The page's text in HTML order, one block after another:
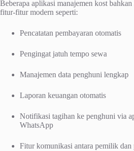
Beberapa aplikasi manajemen kost
fitur-fitur modern seperti:
Pencatatan pembayaran otomatis
Pengingat jatuh tempo sewa
Manajemen data penghuni lengkap
Laporan keuangan otomatis
Notifikasi tagihan ke penghuni via
WhatsApp
Fitur komunikasi antara pemilik dan